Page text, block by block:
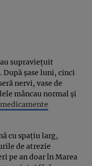
supraviețuit
șase luni, cinci
nervi, vase de
mâncau normal și
cu spațiu larg,
de atrezie
pe an doar în Marea